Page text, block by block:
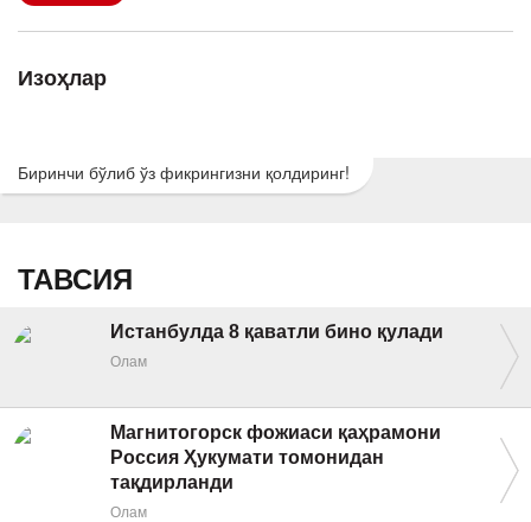
Изоҳлар
Биринчи бўлиб ўз фикрингизни қолдиринг!
ТАВСИЯ
Истанбулда 8 қаватли бино қулади
Олам
Магнитогорск фожиаси қаҳрамони
Россия Ҳукумати томонидан
тақдирланди
Олам